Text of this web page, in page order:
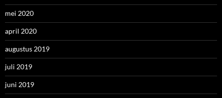
mei 2020
april 2020
augustus 2019
juli 2019
juni 2019